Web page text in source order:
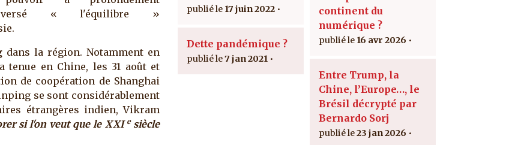
« l'équilibre »
dans la région. Notamment en
en Chine, les 31 août et
de coopération de Shanghai
se sont considérablement
étrangères indien, Vikram
si l'on veut que le XXIesiècle
17 juin 2022
Dette pandémique ?
7 jan 2021
continent du
numérique ?
16 avr 2026
Entre Trump, la
Chine, l’Europe…, le
Brésil décrypté par
Bernardo Sorj
23 jan 2026